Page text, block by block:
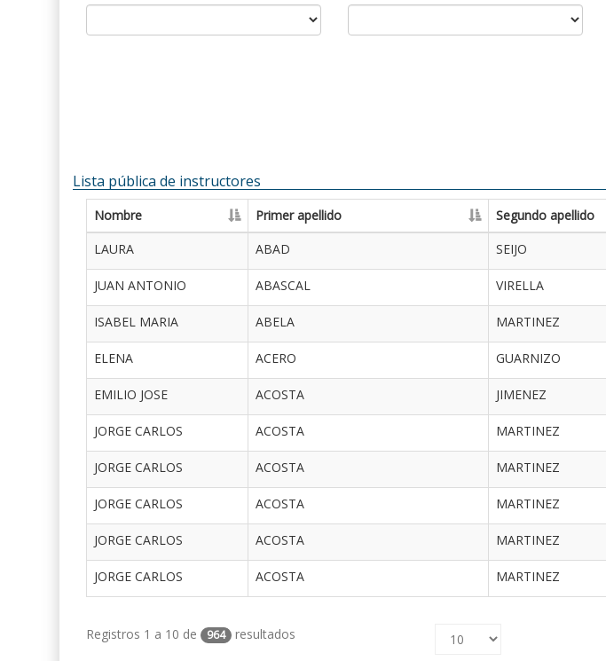
Lista pública de instructores
Nombre Primer apellido Segundo apellido
LAURA
ABAD SEIJO
JUAN ANTONIO ABASCAL VIRELLA
ISABEL MARIA ABELA MARTINEZ
ELENA ACERO GUARNIZO
EMILIO JOSE ACOSTA JIMENEZ
JORGE CARLOS ACOSTA MARTINEZ
JORGE CARLOS ACOSTA MARTINEZ
JORGE CARLOS ACOSTA MARTINEZ
JORGE CARLOS ACOSTA MARTINEZ
JORGE CARLOS ACOSTA MARTINEZ
Registros 1 a 10 de 964 resultados